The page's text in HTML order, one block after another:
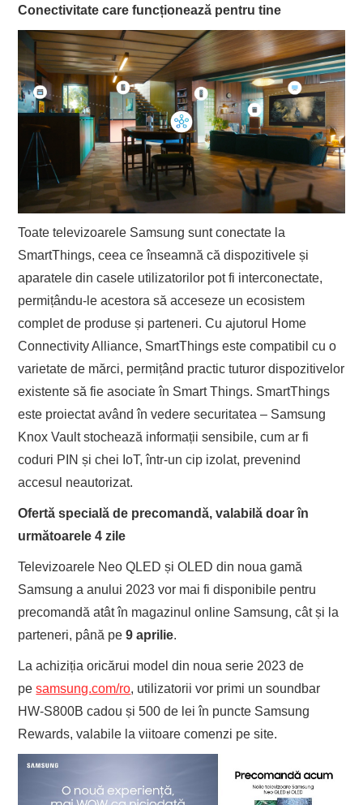
Conectivitate care funcționează pentru tine
Toate televizoarele Samsung sunt conectate la
SmartThings, ceea ce înseamnă că dispozitivele și
aparatele din casele utilizatorilor pot fi interconectate,
permițându-le acestora să acceseze un ecosistem
complet de produse și parteneri. Cu ajutorul Home
Connectivity Alliance, SmartThings este compatibil cu o
varietate de mărci, permițând practic tuturor dispozitivelor
existente să fie asociate în Smart Things. SmartThings
este proiectat având în vedere securitatea – Samsung
Knox Vault stochează informații sensibile, cum ar fi
coduri PIN și chei IoT, într-un cip izolat, prevenind
accesul neautorizat.
Ofertă specială de precomandă, valabilă doar în
următoarele 4 zile
Televizoarele Neo QLED și OLED din noua gamă
Samsung a anului 2023 vor mai fi disponibile pentru
precomandă atât în magazinul online Samsung, cât și la
parteneri, până pe9 aprilie.
La achiziția oricărui model din noua serie 2023 de
pesamsung.com/ro, utilizatorii vor primi un soundbar
HW-S800B cadou și 500 de lei în puncte Samsung
Rewards, valabile la viitoare comenzi pe site.